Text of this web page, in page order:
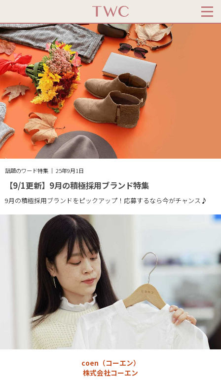
話題のワード特集 ｜ 25年9月1日
【9/1更新】9月の積極採用ブランド特集
9月の積極採用ブランドをピックアップ！応募するなら今がチャンス♪
coen（コーエン）
株式会社コーエン